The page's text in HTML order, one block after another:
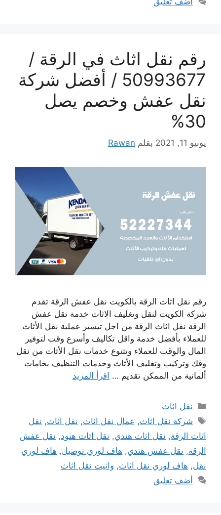
رقم نقل اثاث في الرقة /
50993677 / أفضل شركة
نقل عفش وخصم يصل
30%
يونيو 11, 2021 بقلم Rawan
رقم نقل اثاث الرقة بالكويت نقل عفش الرقة تقدم
شركة الكويت لنقل وتغليف الاثاث خدمة نقل عفش
الرقة نقل اثاث الرقة من اجل تيسير عملية نقل الأثاث
للعملاء بأفضل خدمة واقل تكاليف وأسرع وقت لتوفير
المال والوقت للعملاء وتتنوع خدمات نقل الأثاث من نقل
وفك وتركيب وتغليف الأثاث وخدمات التنظيف بخامات
ألمانية من الممكن تقديم … اقرأ المزيد
التصنيفات
نقل اثاث
الوسوم
شركة نقل اثاث, عمال نقل اثاث, نقل اثاث, نقل
اثاث الرقة, نقل اثاث هندي, نقل اثاث هنود, نقل عفش
الرقة, نقل عفش هندي, هاف لوري توصيل, هاف لوري
نقل, هاف لوري نقل اثاث, وانيت نقل اثاث
أضف تعليق